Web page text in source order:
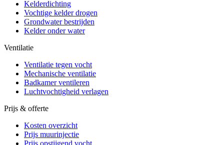
Kelderdichting
Vochtige kelder drogen
Grondwater bestrijden
Kelder onder water
Ventilatie
Ventilatie tegen vocht
Mechanische ventilatie
Badkamer ventileren
Luchtvochtigheid verlagen
Prijs & offerte
Kosten overzicht
Prijs muurinjectie
Prijs opstijgend vocht